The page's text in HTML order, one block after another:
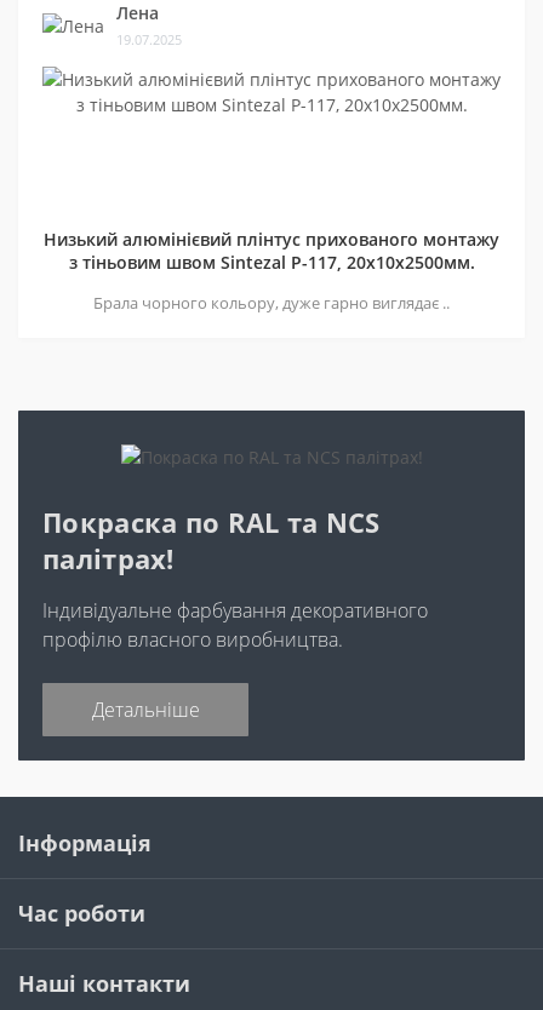
Лена
19.07.2025
Низький алюмінієвий плінтус прихованого монтажу
з тіньовим швом Sintezal P-117, 20х10х2500мм.
Брала чорного кольору, дуже гарно виглядає ..
Покраска по RAL та NCS
палітрах!
Індивідуальне фарбування декоративного
профілю власного виробництва.
Детальніше
Інформація
Час роботи
Наші контакти